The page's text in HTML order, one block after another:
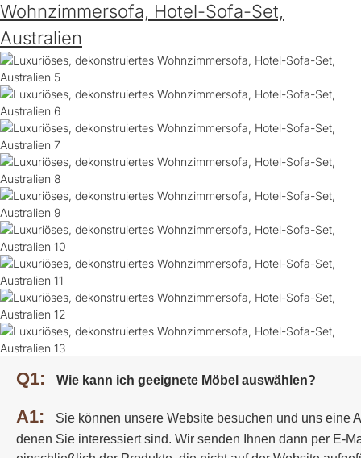
Wohnzimmersofa, Hotel-Sofa-Set,
Australien
Q1: Wie kann ich geeignete Möbel auswählen?
A1:
Sie können unsere Website besuchen und uns eine
denen Sie interessiert sind. Wir senden Ihnen dann per E-